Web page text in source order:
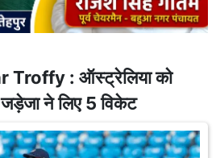
: ऑस्ट्रेलिया को
ने लिए 5 विकेट